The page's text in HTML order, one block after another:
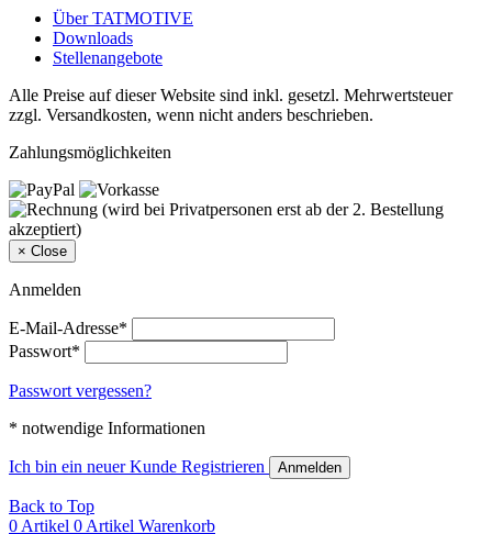
Über TATMOTIVE
Downloads
Stellenangebote
Alle Preise auf dieser Website sind inkl. gesetzl. Mehrwertsteuer
zzgl. Versandkosten, wenn nicht anders beschrieben.
Zahlungsmöglichkeiten
× Close
Anmelden
E-Mail-Adresse*
Passwort*
Passwort vergessen?
* notwendige Informationen
Ich bin ein neuer Kunde Registrieren Anmelden
Back to Top
0 Artikel 0 Artikel Warenkorb